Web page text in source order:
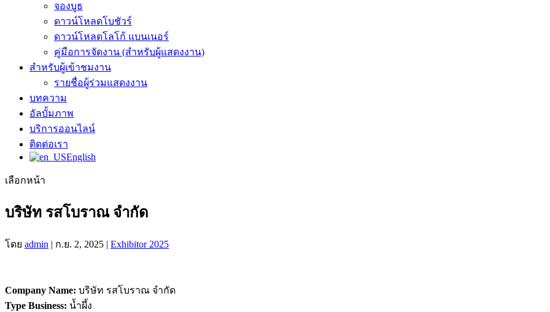
จองบูธ
ดาวน์โหลดโบชัวร์
ดาวน์โหลดโลโก้ แบนเนอร์
คู่มือการจัดงาน (สำหรับผู้แสดงงาน)
สำหรับผู้เข้าชมงาน
รายชื่อผู้ร่วมแสดงงาน
บทความ
อัลบั้มภาพ
บริการออนไลน์
ติดต่อเรา
English
เลือกหน้า
บริษัท รสโบราณ จำกัด
โดย admin | ก.ย. 2, 2025 | Exhibitor 2025
Company Name: บริษัท รสโบราณ จำกัด
Type Business: น้ำผึ้ง